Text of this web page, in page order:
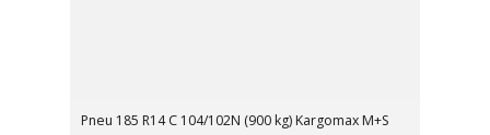
Pneu 185 R14 C 104/102N (900 kg) Kargomax M+S